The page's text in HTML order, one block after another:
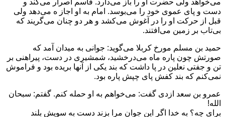
دست و پای عموی خود را می‌بوسد. امام به او اجاز ه می‌دهد ولی
قبل از حرکت او را در آغوش می‌کشد و هر دو چنان می‌گریند که
بی‌تاب بر زمین می‌افتند.
حمید بن مسلم مورخ کربلا می‌گوید: جوانی به میدان آمد که
صورتش چون پاره ماه می‌درخشید، شمشیری در دست، پیراهنی بر
تن و جفتی نعلین در پا داشت که بند یکی از آنها بریده بود و فراموش
نمی‌کنم که بند کفش پای چپش پاره بود.
عمرو بن سعد ازدی گفت: می‌خواهم به او حمله کنم. گفتم: سبحان
الله!
برای چه؟ به خدا اگر این جوان مرا بزند دست به سویش بلند